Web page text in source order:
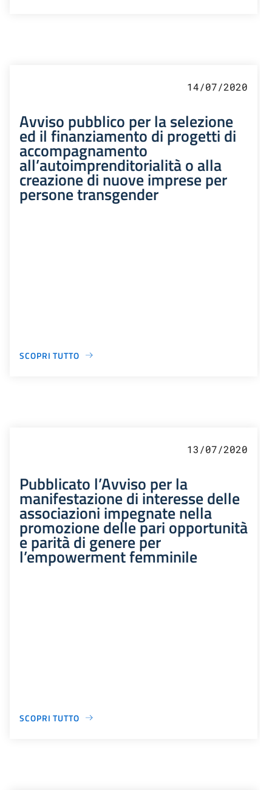
14/07/2020
Avviso pubblico per la selezione
ed il finanziamento di progetti di
accompagnamento
all’autoimprenditorialità o alla
creazione di nuove imprese per
persone transgender
SCOPRI TUTTO
13/07/2020
Pubblicato l’Avviso per la
manifestazione di interesse delle
associazioni impegnate nella
promozione delle pari opportunità
e parità di genere per
l’empowerment femminile
SCOPRI TUTTO